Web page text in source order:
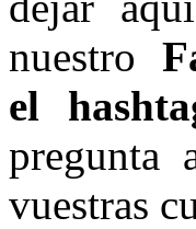
nuestro
el
pregunta
vuestras